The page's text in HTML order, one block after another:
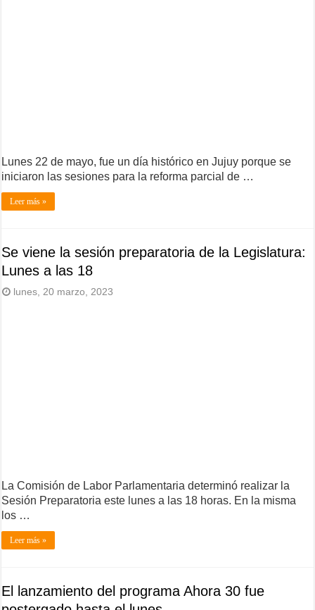
Lunes 22 de mayo, fue un día histórico en Jujuy porque se
iniciaron las sesiones para la reforma parcial de …
Leer más »
Se viene la sesión preparatoria de la Legislatura:
Lunes a las 18
lunes, 20 marzo, 2023
La Comisión de Labor Parlamentaria determinó realizar la
Sesión Preparatoria este lunes a las 18 horas. En la misma
los …
Leer más »
El lanzamiento del programa Ahora 30 fue